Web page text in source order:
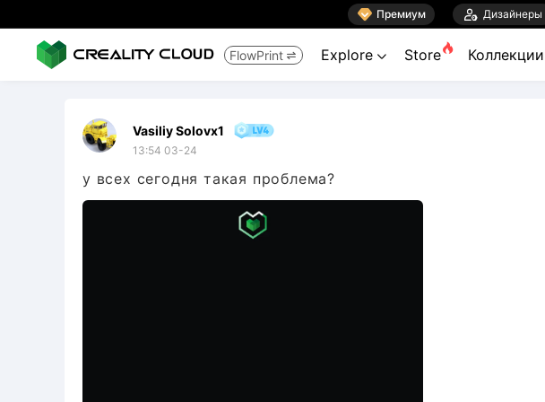
 Премиум  Дизайнеры
FlowPrint  Explore  Store Коллекции
Vasiliy Solovx1
13:54 03-24
у всех сегодня такая проблема?